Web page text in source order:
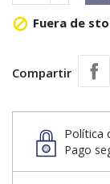
 Fuera de
Compartir
Política
Pago